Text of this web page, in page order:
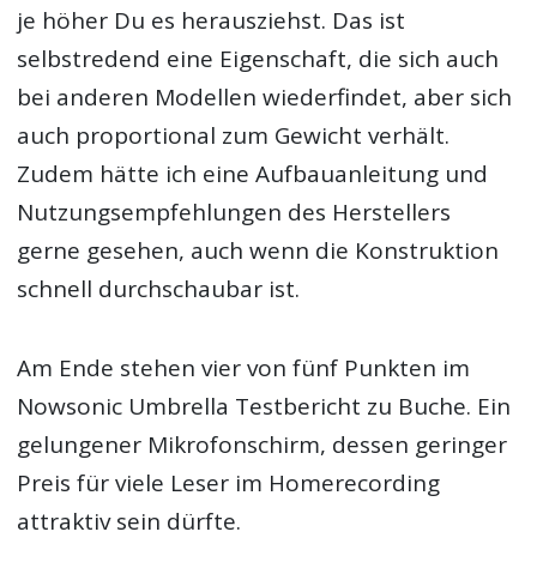
je höher Du es herausziehst. Das ist
selbstredend eine Eigenschaft, die sich auch
bei anderen Modellen wiederfindet, aber sich
auch proportional zum Gewicht verhält.
Zudem hätte ich eine Aufbauanleitung und
Nutzungsempfehlungen des Herstellers
gerne gesehen, auch wenn die Konstruktion
schnell durchschaubar ist.
Am Ende stehen vier von fünf Punkten im
Nowsonic Umbrella Testbericht zu Buche. Ein
gelungener Mikrofonschirm, dessen geringer
Preis für viele Leser im Homerecording
attraktiv sein dürfte.